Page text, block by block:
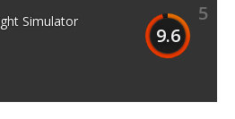
5
9.6
Simulator